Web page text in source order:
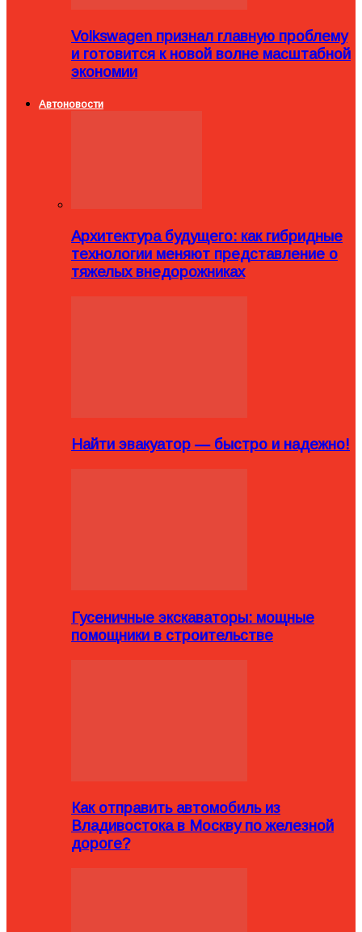
Volkswagen признал главную проблему
и готовится к новой волне масштабной
экономии
Автоновости
Архитектура будущего: как гибридные
технологии меняют представление о
тяжелых внедорожниках
Найти эвакуатор — быстро и надежно!
Гусеничные экскаваторы: мощные
помощники в строительстве
Как отправить автомобиль из
Владивостока в Москву по железной
дороге?